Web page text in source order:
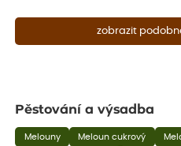
zobrazit
Pěstování a výsadba
Melouny Meloun cukrový